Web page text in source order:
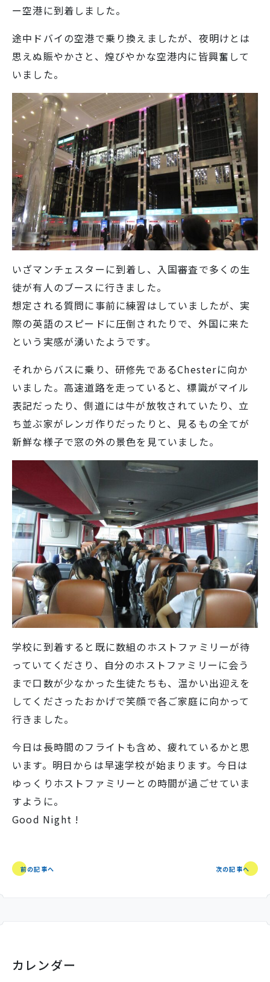
ー空港に到着しました。
途中ドバイの空港で乗り換えましたが、夜明けとは
思えぬ賑やかさと、煌びやかな空港内に皆興奮して
いました。
いざマンチェスターに到着し、入国審査で多くの生
徒が有人のブースに行きました。
想定される質問に事前に練習はしていましたが、実
際の英語のスピードに圧倒されたりで、外国に来た
という実感が湧いたようです。
それからバスに乗り、研修先であるChesterに向か
いました。高速道路を走っていると、標識がマイル
表記だったり、側道には牛が放牧されていたり、立
ち並ぶ家がレンガ作りだったりと、見るもの全てが
新鮮な様子で窓の外の景色を見ていました。
学校に到着すると既に数組のホストファミリーが待
っていてくださり、自分のホストファミリーに会う
まで口数が少なかった生徒たちも、温かい出迎えを
してくださったおかげで笑顔で各ご家庭に向かって
行きました。
今日は長時間のフライトも含め、疲れているかと思
います。明日からは早速学校が始まります。今日は
ゆっくりホストファミリーとの時間が過ごせていま
すように。
Good Night !
前の記事へ 次の記事へ
カレンダー